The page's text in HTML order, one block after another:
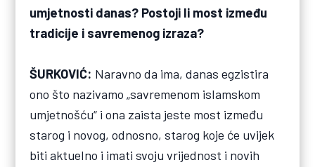
umjetnosti danas? Postoji li most između
tradicije i savremenog izraza?
ŠURKOVIĆ: Naravno da ima, danas egzistira
ono što nazivamo „savremenom islamskom
umjetnošću“ i ona zaista jeste most između
starog i novog, odnosno, starog koje će uvijek
biti aktuelno i imati svoju vrijednost i novih